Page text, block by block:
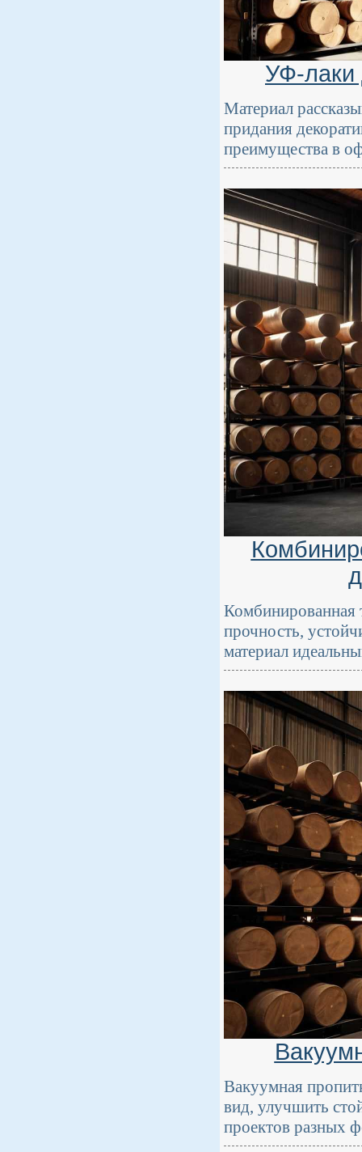
УФ-лаки
Материал
придания
преимущества в
Комбинированная
прочность,
материал
Вакуумная
вид, улучшить
проектов разных